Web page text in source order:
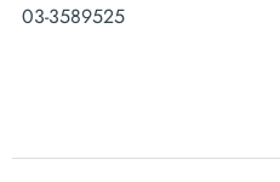
03-3589525